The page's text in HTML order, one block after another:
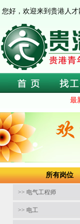
您好，欢迎来到贵港人才
最
所有岗位
>> 电气工程师
>> 电工